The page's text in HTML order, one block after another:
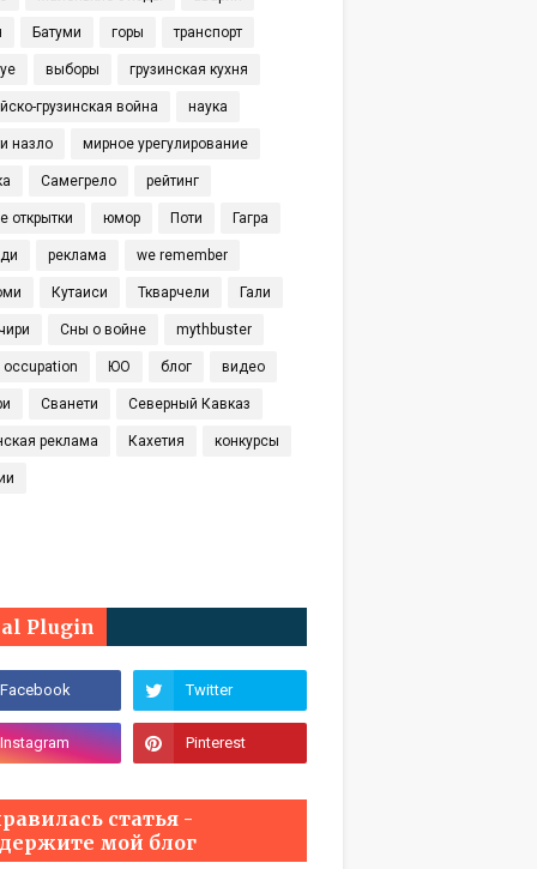
Батуми горы транспорт
выборы грузинская кухня
грузинская война наука
назло мирное урегулирование
Самегрело рейтинг
открытки юмор Поти Гагра
реклама we remember
Кутаиси Ткварчели Гали
Сны о войне mythbuster
ЮО блог видео
Сванети Северный Кавказ
реклама Кахетия конкурсы
Plugin
статья -
мой блог